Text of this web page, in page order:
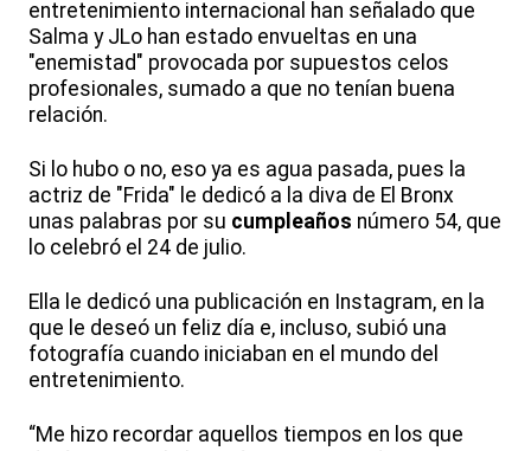
entretenimiento internacional han señalado que
Salma y JLo han estado envueltas en una
"enemistad" provocada por supuestos celos
profesionales, sumado a que no tenían buena
relación.
Si lo hubo o no, eso ya es agua pasada, pues la
actriz de "Frida" le dedicó a la diva de El Bronx
unas palabras por su cumpleaños número 54, que
lo celebró el 24 de julio.
Ella le dedicó una publicación en Instagram, en la
que le deseó un feliz día e, incluso, subió una
fotografía cuando iniciaban en el mundo del
entretenimiento.
“Me hizo recordar aquellos tiempos en los que